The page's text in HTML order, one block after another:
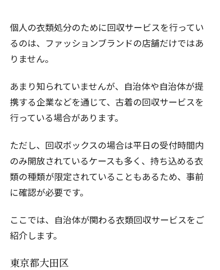
個人の衣類処分のために回収サービスを行ってい
るのは、ファッションブランドの店舗だけではあ
りません。
あまり知られていませんが、自治体や自治体が提
携する企業などを通じて、古着の回収サービスを
行っている場合があります。
ただし、回収ボックスの場合は平日の受付時間内
のみ開放されているケースも多く、持ち込める衣
類の種類が限定されていることもあるため、事前
に確認が必要です。
ここでは、自治体が関わる衣類回収サービスをご
紹介します。
東京都大田区